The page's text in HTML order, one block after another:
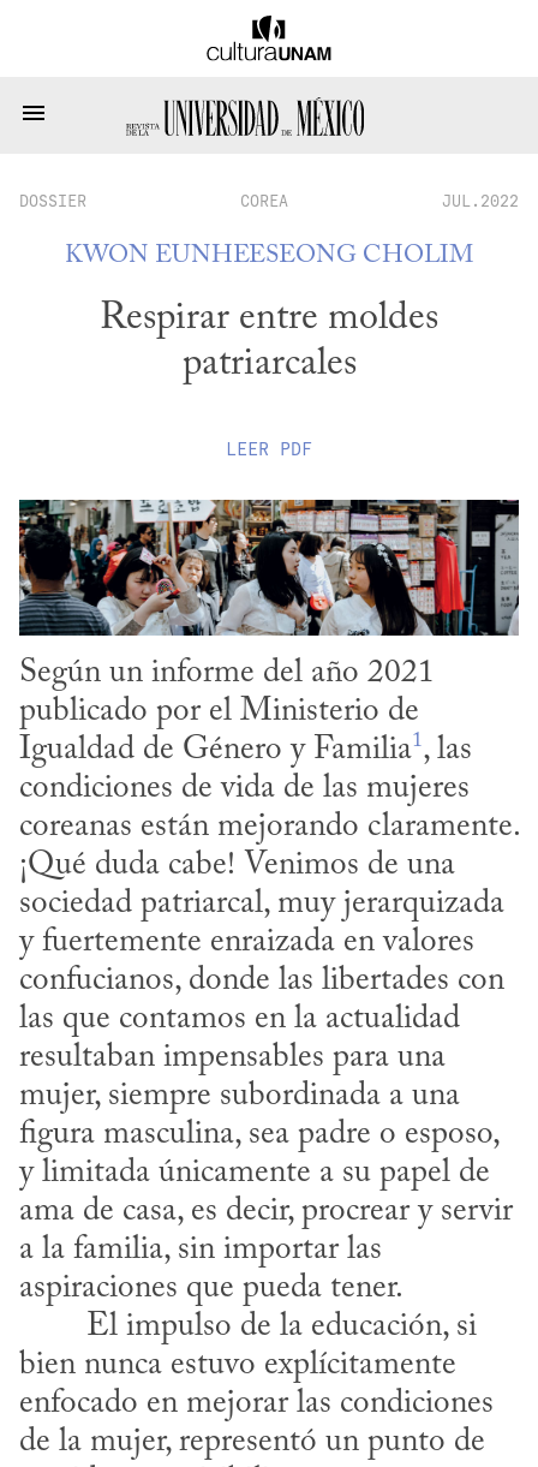
DOSSIER COREA JUL.2022
KWON EUNHEESEONG CHOLIM
Respirar entre moldes
patriarcales
LEER PDF
Según un informe del año 2021
publicado por el Ministerio de
Igualdad de Género y Familia1, las
condiciones de vida de las mujeres
coreanas están mejorando claramente.
¡Qué duda cabe! Venimos de una
sociedad patriarcal, muy jerarquizada
y fuertemente enraizada en valores
confucianos, donde las libertades con
las que contamos en la actualidad
resultaban impensables para una
mujer, siempre subordinada a una
figura masculina, sea padre o esposo,
y limitada únicamente a su papel de
ama de casa, es decir, procrear y servir
a la familia, sin importar las
aspiraciones que pueda tener.
bien nunca estuvo explícitamente
enfocado en mejorar las condiciones
de la mujer, representó un punto de